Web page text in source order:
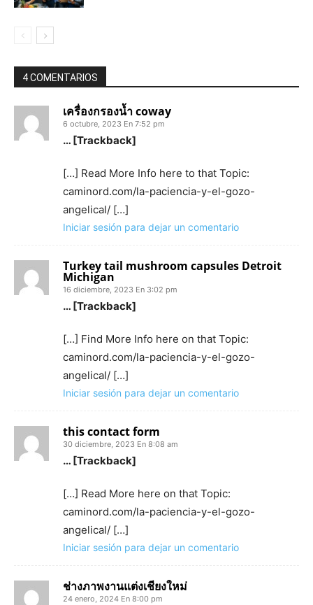
4 COMENTARIOS
เครื่องกรองน้ำ coway
6 octubre, 2023 En 7:52 pm
… [Trackback]
[…] Read More Info here to that Topic:
caminord.com/la-paciencia-y-el-gozo-
angelical/ […]
Iniciar sesión para dejar un comentario
Turkey tail mushroom capsules Detroit
Michigan
16 diciembre, 2023 En 3:02 pm
… [Trackback]
[…] Find More Info here on that Topic:
caminord.com/la-paciencia-y-el-gozo-
angelical/ […]
Iniciar sesión para dejar un comentario
this contact form
30 diciembre, 2023 En 8:08 am
… [Trackback]
[…] Read More here on that Topic:
caminord.com/la-paciencia-y-el-gozo-
angelical/ […]
Iniciar sesión para dejar un comentario
ช่างภาพงานแต่งเชียงใหม่
24 enero, 2024 En 8:00 pm